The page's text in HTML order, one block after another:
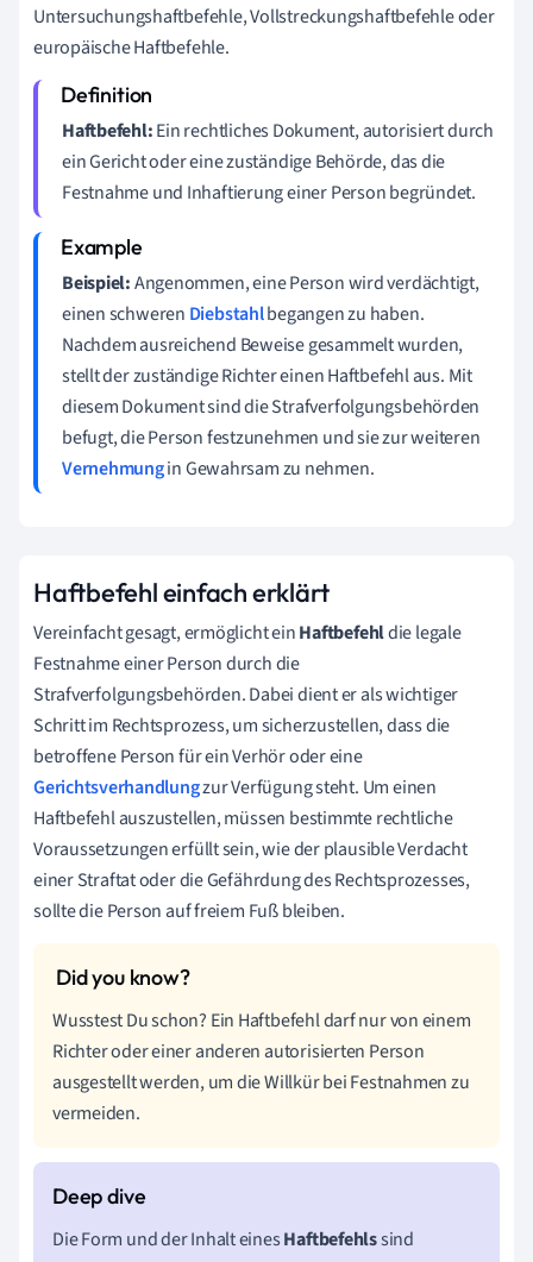
Untersuchungshaftbefehle, Vollstreckungshaftbefehle oder
europäische Haftbefehle.
Haftbefehl:Ein rechtliches Dokument, autorisiert durch
ein Gericht oder eine zuständige Behörde, das die
Festnahme und Inhaftierung einer Person begründet.
Beispiel:Angenommen, eine Person wird verdächtigt,
einen schweren Diebstahlbegangen zu haben.
Nachdem ausreichend Beweise gesammelt wurden,
stellt der zuständige Richter einen Haftbefehl aus. Mit
diesem Dokument sind die Strafverfolgungsbehörden
befugt, die Person festzunehmen und sie zur weiteren
Vernehmungin Gewahrsam zu nehmen.
Haftbefehl einfach erklärt
Vereinfacht gesagt, ermöglicht einHaftbefehldie legale
Festnahme einer Person durch die
Strafverfolgungsbehörden. Dabei dient er als wichtiger
Schritt im Rechtsprozess, um sicherzustellen, dass die
betroffene Person für ein Verhör oder eine
Gerichtsverhandlungzur Verfügung steht. Um einen
Haftbefehl auszustellen, müssen bestimmte rechtliche
Voraussetzungen erfüllt sein, wie der plausible Verdacht
einer Straftat oder die Gefährdung des Rechtsprozesses,
sollte die Person auf freiem Fuß bleiben.
Wusstest Du schon? Ein Haftbefehl darf nur von einem
Richter oder einer anderen autorisierten Person
ausgestellt werden, um die Willkür bei Festnahmen zu
vermeiden.
Die Form und der Inhalt einesHaftbefehlssind